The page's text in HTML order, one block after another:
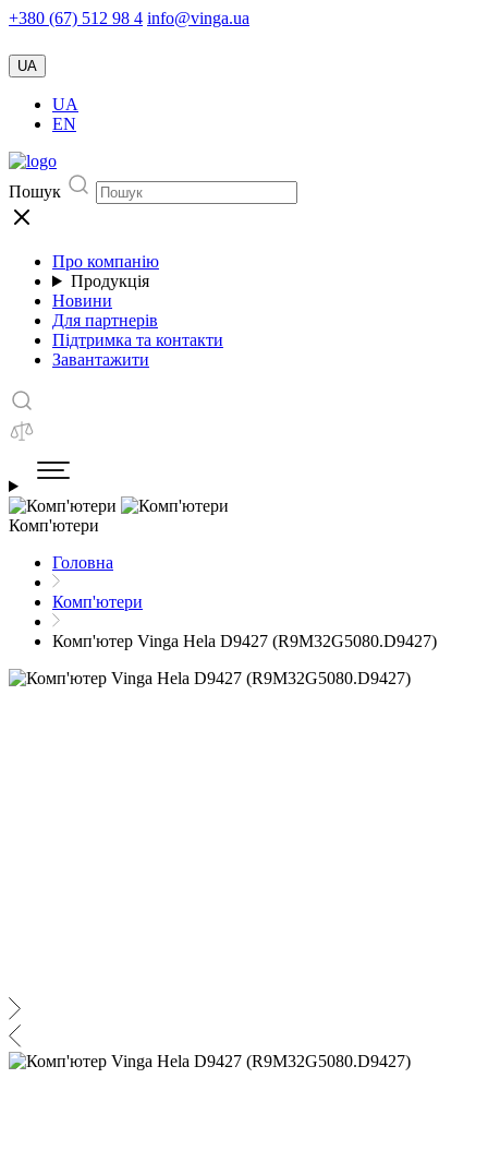
+380 (67) 512 98 4 info@vinga.ua
UA
UA
EN
Пошук
Про компанію
Продукція
Новини
Для партнерів
Підтримка та контакти
Завантажити
Комп'ютери
Головна
Комп'ютери
Комп'ютер Vinga Hela D9427 (R9M32G5080.D9427)